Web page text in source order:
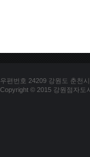
우편번호 24209 강원도 춘천
Copyright © 2015 강원점자도